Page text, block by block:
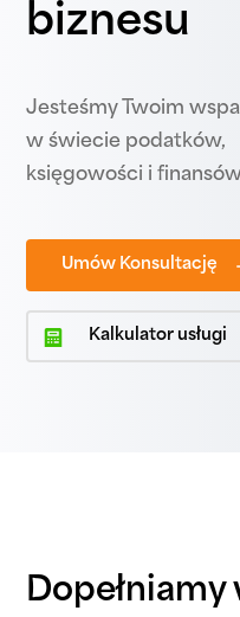
biznesu
Jesteśmy Twoim
w świecie podatków,
księgowości i
Umów Konsultację
Kalkulator usługi
Dopełniamy